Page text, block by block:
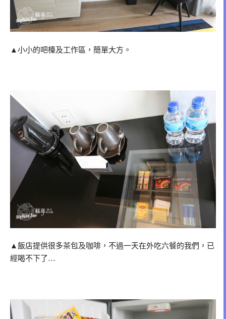
▲小小的吧檯及工作區，簡單大方。
▲飯店提供很多茶包及咖啡，不過一天在外吃六餐的我們，已
經喝不下了…